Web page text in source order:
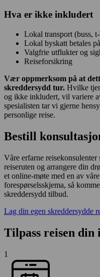
Hva er ikke inkludert
Lokal transport (buss,
Lokal byskatt betales
Valgfrie utflukter og
Reiseforsikring
Vær oppmerksom på at
skreddersydd tur. Hvilke
og ikke inkludert, vil variere
spesialisten tar vi gjerne
personlige reise.
Bestill
Våre erfarne
reiseruten og arrangere din
et online-møte med en av
forespørselsskjema, så
skreddersydd tilbud.
Lag din egen skreddersydde
Tilpass reisen din
1